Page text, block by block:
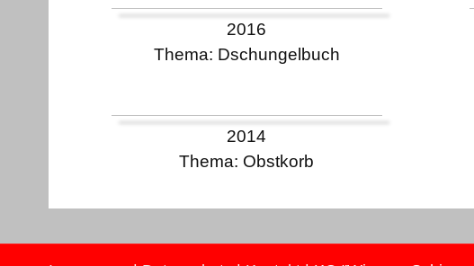
2016
Thema: Dschungelbuch
2014
Thema: Obstkorb